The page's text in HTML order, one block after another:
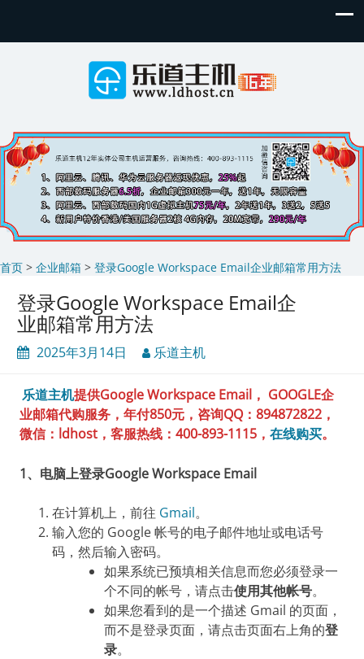
首页 > 企业邮箱 > 登录Google Workspace Email企业邮箱常用方法
登录Google Workspace Email企
业邮箱常用方法
2025年3月14日 乐道主机
乐道主机提供Google Workspace Email， GOOGLE企
业邮箱代购服务，年付850元，咨询QQ：894872822，
微信：ldhost，客服热线：400-893-1115， 在线购买。
1、电脑上登录Google Workspace Email
在计算机上，前往 Gmail。
输入您的 Google 帐号的电子邮件地址或电话号
码，然后输入密码。
如果系统已预填相关信息而您必须登录一
个不同的帐号，请点击使用其他帐号。
如果您看到的是一个描述 Gmail 的页面，
而不是登录页面，请点击页面右上角的登
录。